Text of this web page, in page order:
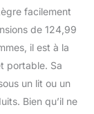
facilement
de 124,99
il est à la
portable. Sa
un lit ou un
Bien qu’il ne